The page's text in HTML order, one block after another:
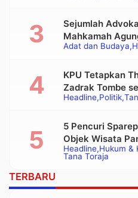
Adat dan Budaya
Sejumlah
Mahkamah
Alat Berat pada
Headline Politik
KPU Tetapkan
Zadrak Tombe
Bupati Tana
Headline Hukum &
Tana Toraja
5 Pencuri
Objek Wisata
Polisi
TERBARU